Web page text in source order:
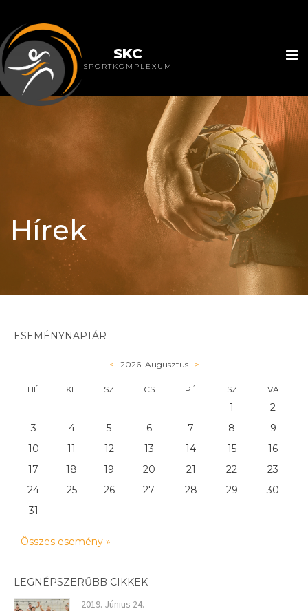
SKC
SPORTKOMPLEXUM
Hírek
ESEMÉNYNAPTÁR
< 2026. Augusztus >
HÉ KE SZ CS PÉ SZ VA
1
2
3
4 5 6 7 8
9
10
11 12 13 14 15
16
17
18 19 20 21 22
23
24
25 26 27 28 29
30
31
Összes esemény »
LEGNÉPSZERŰBB CIKKEK
2019. Június 24.